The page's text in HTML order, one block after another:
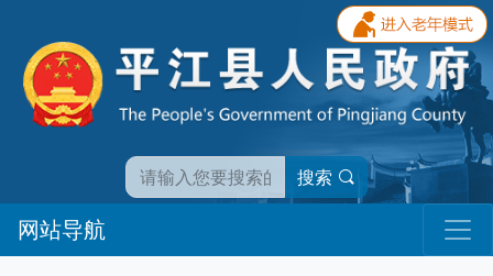
搜索
网站导航